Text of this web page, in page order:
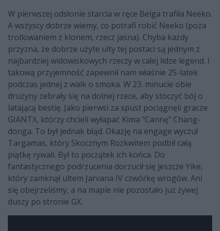
W pierwszej odsłonie starcia w ręce Belga trafiła Neeko.
A wszyscy dobrze wiemy, co potrafi robić Neeko (poza
trollowaniem z klonem, rzecz jasna). Chyba każdy
przyzna, że dobrze użyte ulty tej postaci są jednym z
najbardziej widowiskowych rzeczy w całej lidze legend. I
takową przyjemność zapewnił nam właśnie 25-latek
podczas jednej z walk o smoka. W 23. minucie obie
drużyny zebrały się na dolnej rzece, aby stoczyć bój o
latającą bestię. Jako pierwsi za spust pociągnęli gracze
GIANTX, którzy chcieli wyłapać Kima "Cannę" Chang-
donga. To był jednak błąd. Okazję na engage wyczuł
Targamas, który Skocznym Rozkwitem podbił całą
piątkę rywali. Był to początek ich końca. Do
fantastycznego podrzucenia dorzucił się jeszcze Yike,
który zamknął ultem Jarvana IV czwórkę wrogów. Ani
się obejrzeliśmy, a na mapie nie pozostało już żywej
duszy po stronie GX.